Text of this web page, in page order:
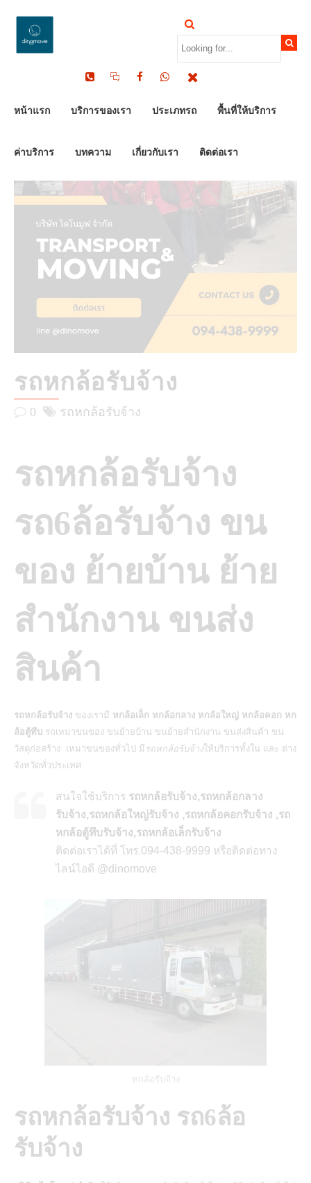
หน้าแรก บริการของเรา ประเภทรถ พื้นที่ให้บริการ
ค่าบริการ บทความ เกี่ยวกับเรา ติดต่อเรา
รถหกล้อรับจ้าง
0 รถหกล้อรับจ้าง
รถหกล้อรับจ้าง
รถ6ล้อรับจ้าง ขน
ของ ย้ายบ้าน ย้าย
สำนักงาน ขนส่ง
สินค้า
รถหกล้อรับจ้าง ของเรามี หกล้อเล็ก หกล้อกลาง หกล้อใหญ่ หกล้อคอก หก
ล้อตู้ทึบ รถเหมาขนของ ขนย้ายบ้าน ขนย้ายสำนักงาน ขนส่งสินค้า ขน
วัสดุก่อสร้าง เหมาขนของทั่วไป มี รถหกล้อรับจ้างให้บริการทั้งใน และ ต่าง
จังหวัดทั่วประเทศ
สนใจใช้บริการ รถหกล้อรับจ้าง,รถหกล้อกลาง
รับจ้าง,รถหกล้อใหญ่รับจ้าง ,รถหกล้อคอกรับจ้าง ,รถ
หกล้อตู้ทึบรับจ้าง,รถหกล้อเล็กรับจ้าง
ติดต่อเราได้ที่ โทร.094-438-9999 หรือติดต่อทาง
ไลน์ไอดี @dinomove
หกล้อรับจ้าง
รถหกล้อรับจ้าง รถ6ล้อ
รับจ้าง